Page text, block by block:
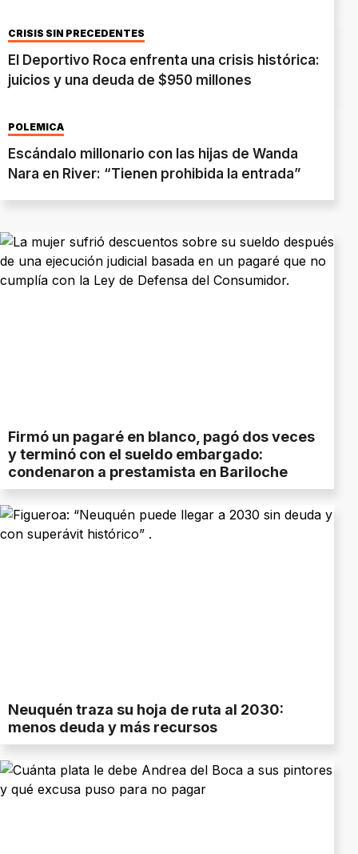
CRISIS SIN PRECEDENTES
El Deportivo Roca enfrenta una crisis histórica:
juicios y una deuda de $950 millones
POLÉMICA
Escándalo millonario con las hijas de Wanda
Nara en River: “Tienen prohibida la entrada”
Firmó un pagaré en blanco, pagó dos veces
y terminó con el sueldo embargado:
condenaron a prestamista en Bariloche
Neuquén traza su hoja de ruta al 2030:
menos deuda y más recursos